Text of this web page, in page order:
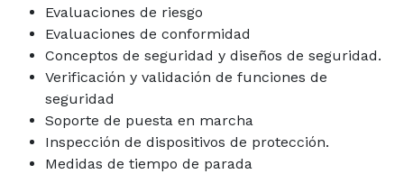
Evaluaciones de riesgo
Evaluaciones de conformidad
Conceptos de seguridad y diseños de seguridad.
Verificación y validación de funciones de
seguridad
Soporte de puesta en marcha
Inspección de dispositivos de protección.
Medidas de tiempo de parada